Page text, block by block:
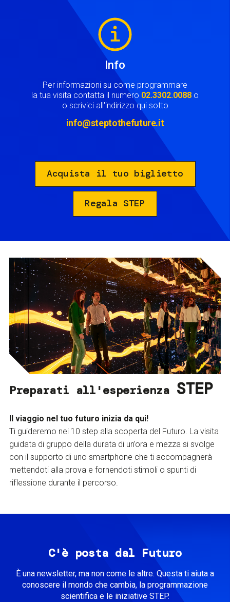
Info
Per informazioni su come programmare
la tua visita contatta il numero 02.3302.0088 o
o scrivici all'indirizzo qui sotto
info@steptothefuture.it
Acquista il tuo biglietto
Regala STEP
Preparati all'esperienza STEP
Il viaggio nel tuo futuro inizia da qui!
Ti guideremo nei 10 step alla scoperta del Futuro. La visita
guidata di gruppo della durata di un’ora e mezza si svolge
con il supporto di uno smartphone che ti accompagnerà
mettendoti alla prova e fornendoti stimoli o spunti di
riflessione durante il percorso.
C'è posta dal Futuro
È una newsletter, ma non come le altre. Questa ti aiuta a
conoscere il mondo che cambia, la programmazione
scientifica e le iniziative STEP.